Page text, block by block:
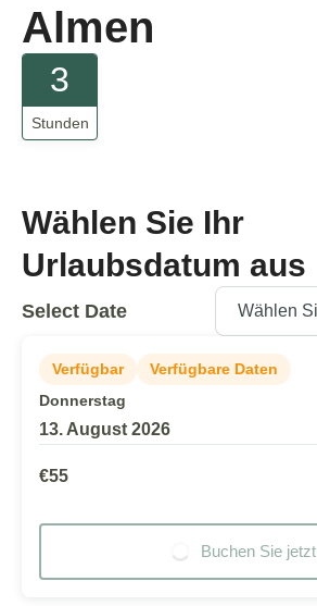
Almen
3
Stunden
Wählen Sie Ihr
Urlaubsdatum aus
Select Date
Verfügbar
Verfügbare Daten
Donnerstag
13. August 2026
€55
Buchen Sie jetzt